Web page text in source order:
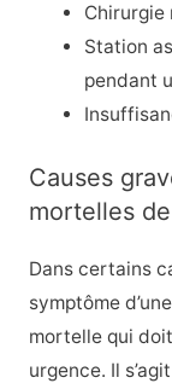
Chirurgie
Station
pendant
Causes
mortelles
Dans certains
symptôme
mortelle qui
urgence. Il